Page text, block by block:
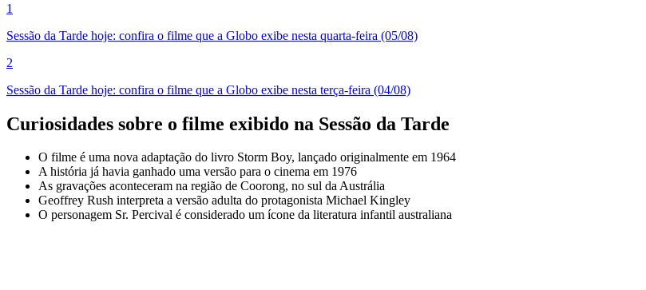
1
Sessão da Tarde hoje: confira o filme que a Globo exibe nesta quarta-feira (05/08)
2
Sessão da Tarde hoje: confira o filme que a Globo exibe nesta terça-feira (04/08)
Curiosidades sobre o filme exibido na Sessão da Tarde
O filme é uma nova adaptação do livro Storm Boy, lançado originalmente em 1964
A história já havia ganhado uma versão para o cinema em 1976
As gravações aconteceram na região de Coorong, no sul da Austrália
Geoffrey Rush interpreta a versão adulta do protagonista Michael Kingley
O personagem Sr. Percival é considerado um ícone da literatura infantil australiana